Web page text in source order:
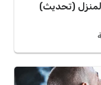
(تحديث)